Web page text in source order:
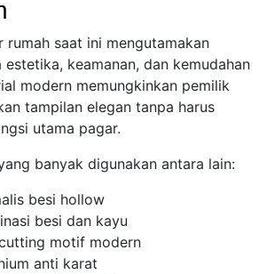
rumah saat ini mengutamakan
keamanan, dan kemudahan
modern memungkinkan pemilik
tampilan elegan tanpa harus
utama pagar.
banyak digunakan antara lain:
besi hollow
besi dan kayu
motif modern
anti karat